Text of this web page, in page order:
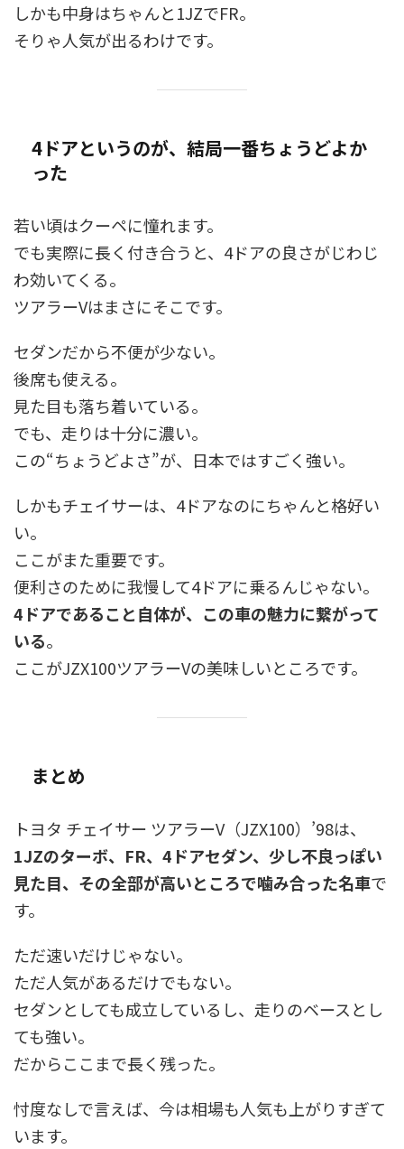
しかも中身はちゃんと1JZでFR。
そりゃ人気が出るわけです。
4ドアというのが、結局一番ちょうどよか
った
若い頃はクーペに憧れます。
でも実際に長く付き合うと、4ドアの良さがじわじ
わ効いてくる。
ツアラーVはまさにそこです。
セダンだから不便が少ない。
後席も使える。
見た目も落ち着いている。
でも、走りは十分に濃い。
この“ちょうどよさ”が、日本ではすごく強い。
しかもチェイサーは、4ドアなのにちゃんと格好い
い。
ここがまた重要です。
便利さのために我慢して4ドアに乗るんじゃない。
4ドアであること自体が、この車の魅力に繋がって
いる。
ここがJZX100ツアラーVの美味しいところです。
まとめ
トヨタ チェイサー ツアラーV（JZX100）’98は、
1JZのターボ、FR、4ドアセダン、少し不良っぽい
見た目、その全部が高いところで噛み合った名車で
す。
ただ速いだけじゃない。
ただ人気があるだけでもない。
セダンとしても成立しているし、走りのベースとし
ても強い。
だからここまで長く残った。
忖度なしで言えば、今は相場も人気も上がりすぎて
います。